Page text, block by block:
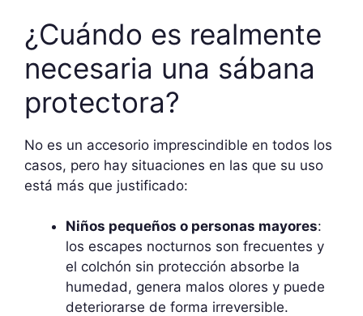
¿Cuándo es realmente
necesaria una sábana
protectora?
No es un accesorio imprescindible en todos los
casos, pero hay situaciones en las que su uso
está más que justificado:
Niños pequeños o personas mayores:
los escapes nocturnos son frecuentes y
el colchón sin protección absorbe la
humedad, genera malos olores y puede
deteriorarse de forma irreversible.